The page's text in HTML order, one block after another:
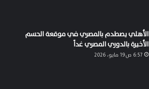
الأهلي يصطدم بالمصري في موقعة الحسم
الأخيرة بالدوري المصري غداً
6:57 ص19 مايو، 2026